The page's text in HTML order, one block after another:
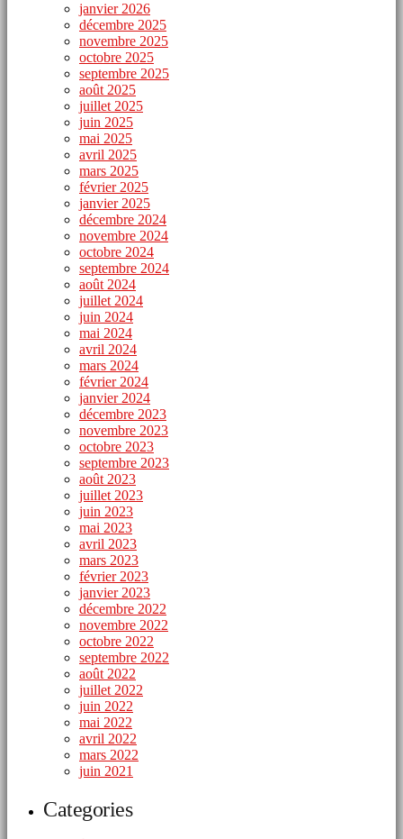
janvier 2026
décembre 2025
novembre 2025
octobre 2025
septembre 2025
août 2025
juillet 2025
juin 2025
mai 2025
avril 2025
mars 2025
février 2025
janvier 2025
décembre 2024
novembre 2024
octobre 2024
septembre 2024
août 2024
juillet 2024
juin 2024
mai 2024
avril 2024
mars 2024
février 2024
janvier 2024
décembre 2023
novembre 2023
octobre 2023
septembre 2023
août 2023
juillet 2023
juin 2023
mai 2023
avril 2023
mars 2023
février 2023
janvier 2023
décembre 2022
novembre 2022
octobre 2022
septembre 2022
août 2022
juillet 2022
juin 2022
mai 2022
avril 2022
mars 2022
juin 2021
Categories